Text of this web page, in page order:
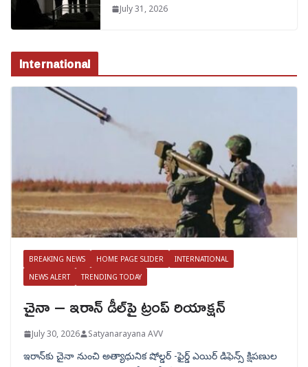
July 31, 2026
International
BREAKING NEWS HOME PAGE SLIDER
INTERNATIONAL
NEWS ALERT
TRENDING TODAY
చైనా – ఇరాన్ డీల్‌పై ట్రంప్ రియాక్షన్
July 30, 2026 Satyanarayana AVV
ఇరాన్‌కు చైనా నుంచి అత్యాధునిక షోల్డర్‌ -ఫైర్డ్ ఎయిర్ డిఫెన్స్ క్షిపణుల